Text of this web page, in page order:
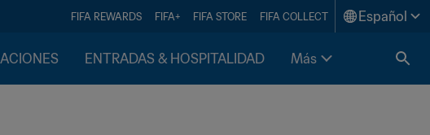
FIFA REWARDS FIFA+ FIFA STORE FIFA COLLECT Español
ENTRADAS & HOSPITALIDAD Más